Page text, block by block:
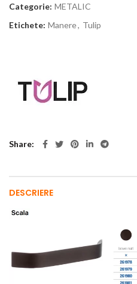
Categorie: METALIC
Etichete: Manere, Tulip
Share
DESCRIERE